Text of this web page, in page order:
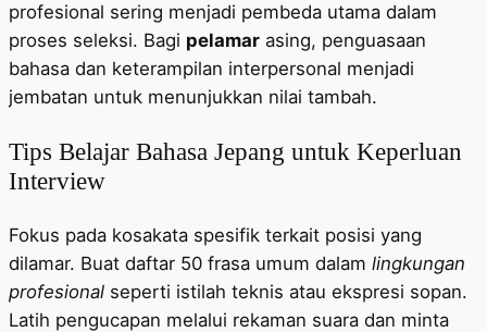
profesional sering menjadi pembeda utama dalam
proses seleksi. Bagi pelamar asing, penguasaan
bahasa dan keterampilan interpersonal menjadi
jembatan untuk menunjukkan nilai tambah.
Tips Belajar Bahasa Jepang untuk Keperluan
Interview
Fokus pada kosakata spesifik terkait posisi yang
dilamar. Buat daftar 50 frasa umum dalam lingkungan
profesional seperti istilah teknis atau ekspresi sopan.
Latih pengucapan melalui rekaman suara dan minta